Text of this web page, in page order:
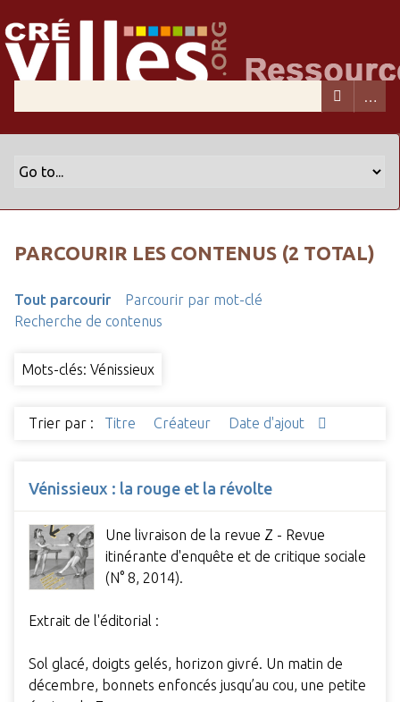
PARCOURIR LES CONTENUS (2 TOTAL)
Tout parcourir
Parcourir par mot-clé
Recherche de contenus
Mots-clés: Vénissieux
Trier par : Titre Créateur Date d'ajout
Vénissieux : la rouge et la révolte
Une livraison de la revue Z - Revue
itinérante d'enquête et de critique sociale
(N° 8, 2014).
Extrait de l'éditorial :
Sol glacé, doigts gelés, horizon givré. Un matin de
décembre, bonnets enfoncés jusqu’au cou, une petite